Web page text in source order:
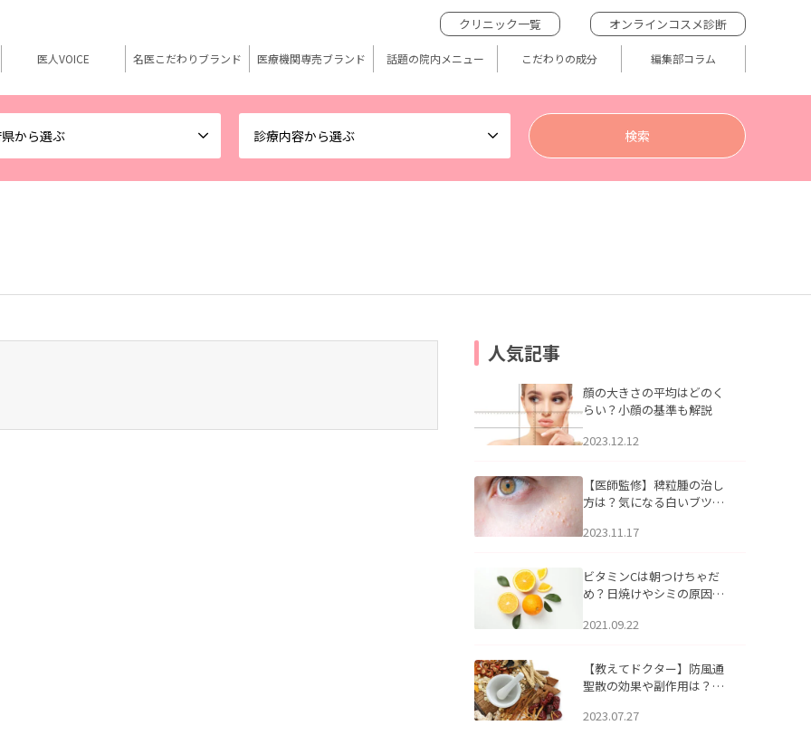
から選ぶ 診療内容から選ぶ
クリニック一覧 オンラインコスメ診断
医人VOICE 名医こだわりブランド 医療機関専売ブランド 話題の院内メニュー こだわりの成分 編集部コラム
人気記事
顔の大きさの平均はどのく
らい？小顔の基準も解説
2023.12.12
【医師監修】稗粒腫の治し
方は？気になる白いブツブ
アについて
2023.11.17
ビタミンCは朝つけちゃだ
め？日焼けやシミの原因に
2021.09.22
【教えてドクター】防風通
聖散の効果や副作用は？長
2023.07.27